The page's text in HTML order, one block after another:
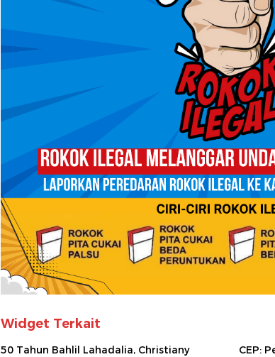
Widget Terkait
50 Tahun Bahlil Lahadalia, Christiany
CEP: